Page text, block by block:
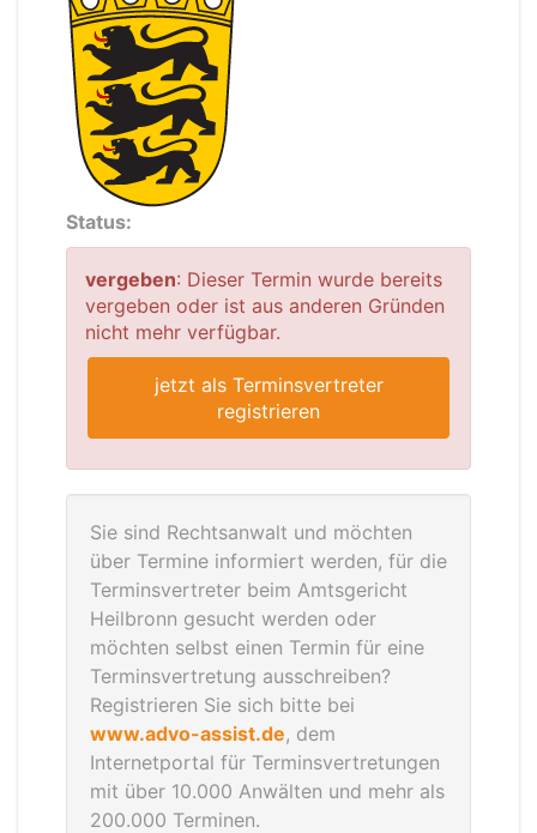
Status:
vergeben: Dieser Termin wurde bereits
vergeben oder ist aus anderen Gründen
nicht mehr verfügbar.
jetzt als Terminsvertreter
registrieren
Sie sind Rechtsanwalt und möchten
über Termine informiert werden, für die
Terminsvertreter beim Amtsgericht
Heilbronn gesucht werden oder
möchten selbst einen Termin für eine
Terminsvertretung ausschreiben?
Registrieren Sie sich bitte bei
www.advo-assist.de, dem
Internetportal für Terminsvertretungen
mit über 10.000 Anwälten und mehr als
200.000 Terminen.